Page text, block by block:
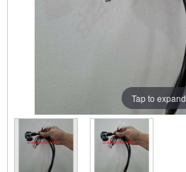
Tap to expand